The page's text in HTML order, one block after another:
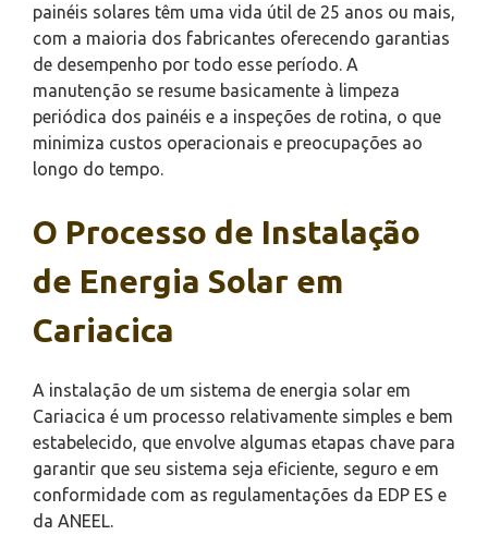
painéis solares têm uma vida útil de 25 anos ou mais,
com a maioria dos fabricantes oferecendo garantias
de desempenho por todo esse período. A
manutenção se resume basicamente à limpeza
periódica dos painéis e a inspeções de rotina, o que
minimiza custos operacionais e preocupações ao
longo do tempo.
O Processo de Instalação
de Energia Solar em
Cariacica
A instalação de um sistema de energia solar em
Cariacica é um processo relativamente simples e bem
estabelecido, que envolve algumas etapas chave para
garantir que seu sistema seja eficiente, seguro e em
conformidade com as regulamentações da EDP ES e
da ANEEL.